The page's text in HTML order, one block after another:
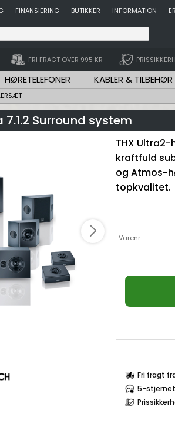
FINANSIERING BUTIKKER INFORMATION
FRI FRAGT OVER 995 KR
HØRETELEFONER KABLER & TILBEHØR
Surround system
THX
kraftfuld
og Atmos-
topkvalitet.
Varenr:
Fri fragt
5-stjernet